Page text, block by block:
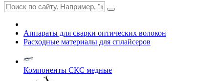
Аппараты для сварки оптических волокон
Расходные материалы для сплайсеров
Компоненты СКС медные